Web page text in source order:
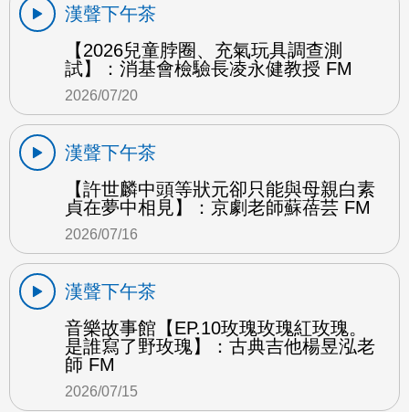
漢聲下午茶
【2026兒童脖圈、充氣玩具調查測
試】：消基會檢驗長凌永健教授 FM
2026/07/20
漢聲下午茶
【許世麟中頭等狀元卻只能與母親白素
貞在夢中相見】：京劇老師蘇蓓芸 FM
2026/07/16
漢聲下午茶
音樂故事館【EP.10玫瑰玫瑰紅玫瑰。
是誰寫了野玫瑰】：古典吉他楊昱泓老
師 FM
2026/07/15